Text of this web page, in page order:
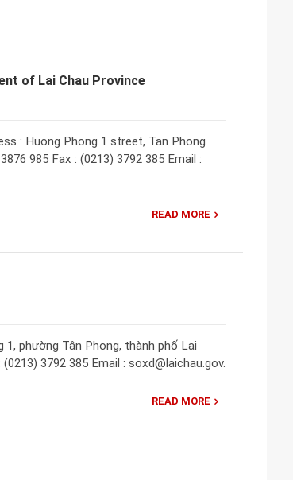
of Lai Chau Province
: Huong Phong 1 street, Tan Phong
985 Fax : (0213) 3792 385 Email :
READ MORE
phường Tân Phong, thành phố Lai
3792 385 Email : soxd@laichau.gov.
READ MORE